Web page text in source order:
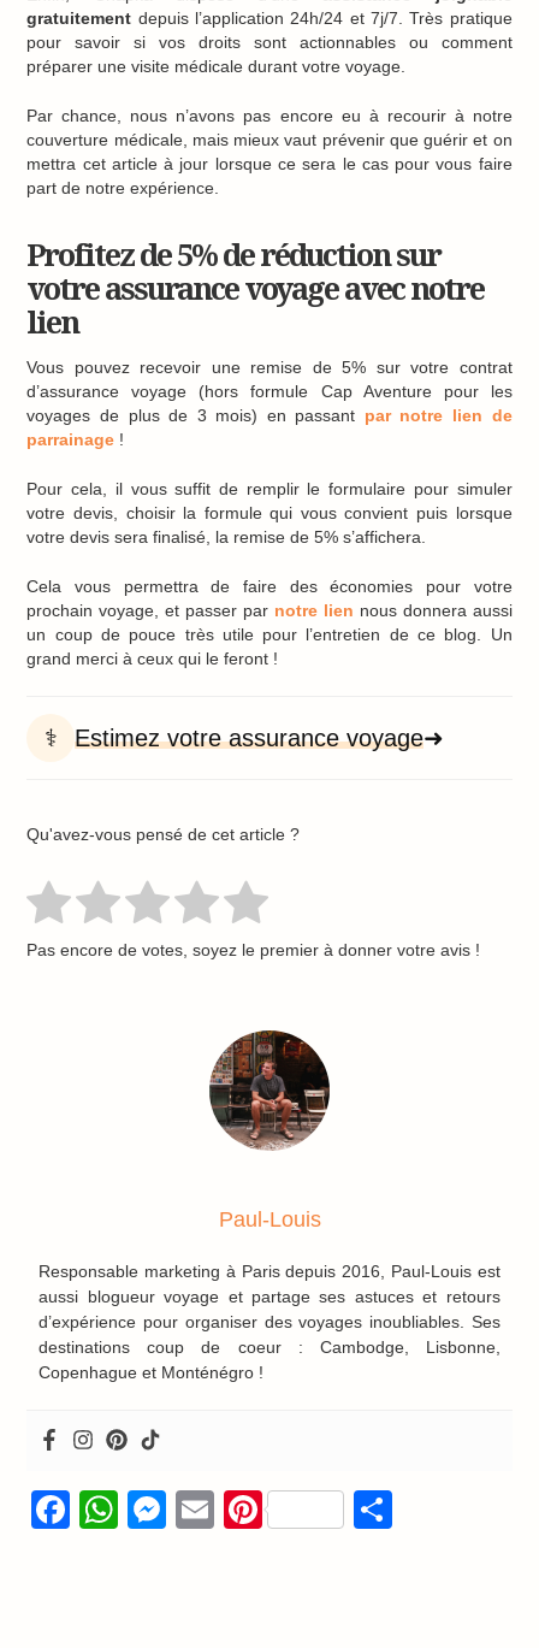
gratuitement depuis l’application 24h/24 et 7j/7. Très pratique
pour savoir si vos droits sont actionnables ou comment
préparer une visite médicale durant votre voyage.
Par chance, nous n’avons pas encore eu à recourir à notre
couverture médicale, mais mieux vaut prévenir que guérir et on
mettra cet article à jour lorsque ce sera le cas pour vous faire
part de notre expérience.
Profitez de 5% de réduction sur
votre assurance voyage avec notre
lien
Vous pouvez recevoir une remise de 5% sur votre contrat
d’assurance voyage (hors formule Cap Aventure pour les
voyages de plus de 3 mois) en passant par notre lien de
parrainage !
Pour cela, il vous suffit de remplir le formulaire pour simuler
votre devis, choisir la formule qui vous convient puis lorsque
votre devis sera finalisé, la remise de 5% s’affichera.
Cela vous permettra de faire des économies pour votre
prochain voyage, et passer par notre lien nous donnera aussi
un coup de pouce très utile pour l’entretien de ce blog. Un
grand merci à ceux qui le feront !
⚕️ Estimez votre assurance voyage➜
Qu'avez-vous pensé de cet article ?
Pas encore de votes, soyez le premier à donner votre avis !
Paul-Louis
Responsable marketing à Paris depuis 2016, Paul-Louis est
aussi blogueur voyage et partage ses astuces et retours
d’expérience pour organiser des voyages inoubliables. Ses
destinations coup de coeur : Cambodge, Lisbonne,
Copenhague et Monténégro !
Facebook
WhatsApp
Messenger
EmailPinterest